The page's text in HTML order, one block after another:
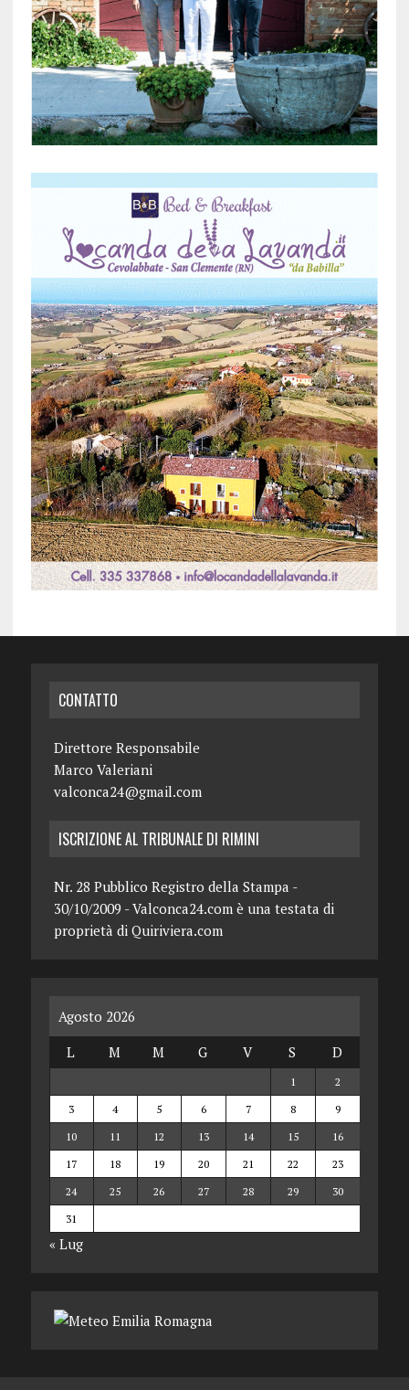
CONTATTO
Direttore Responsabile
Marco Valeriani
valconca24@gmail.com
ISCRIZIONE AL TRIBUNALE DI RIMINI
Nr. 28 Pubblico Registro della Stampa -
30/10/2009 - Valconca24.com è una testata di
proprietà di Quiriviera.com
Agosto 2026
L
M M G V S D
1
2
3
4 5 6 7 8
9
10
11 12 13 14 15
16
17
18 19 20 21 22
23
24
25 26 27 28 29
30
31
« Lug